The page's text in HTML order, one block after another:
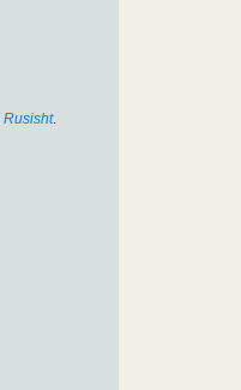
Rusisht.